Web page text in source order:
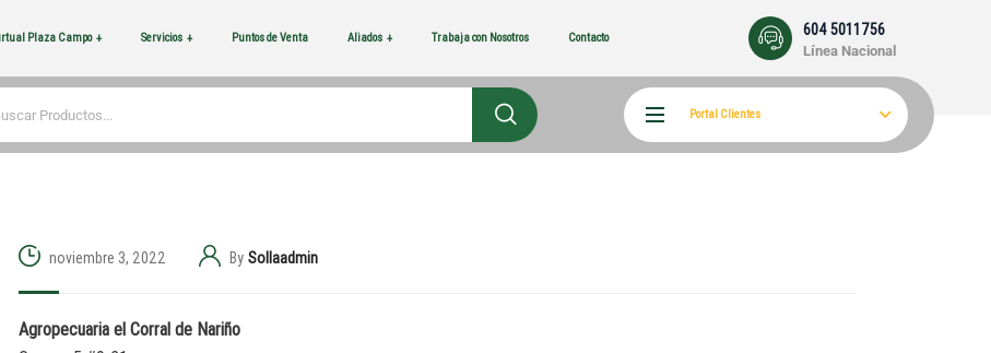
Plaza Campo Servicios Puntos de Venta Aliados Trabaja con Nosotros Contacto 604 5011756
Línea Nacional
Portal Clientes
noviembre 3, 2022 By Sollaadmin
Agropecuaria el Corral de Nariño